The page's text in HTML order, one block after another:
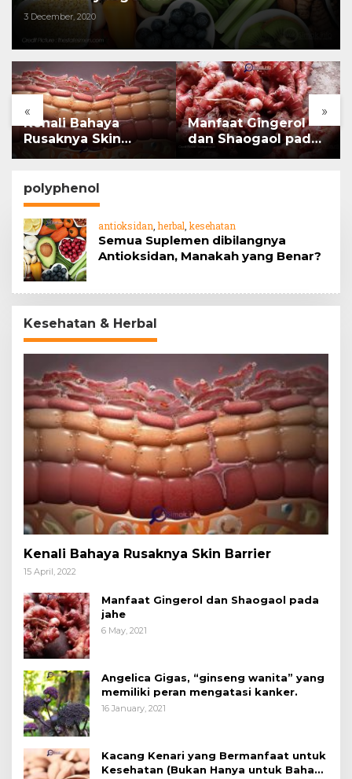
3 December, 2020
« »
Kenali Bahaya
Rusaknya Skin
Barrier
Manfaat Gingerol
dan Shaogaol pada
polyphenol
antioksidan ,herbal kesehatan
Semua Suplemen dibilangnya
Antioksidan, Manakah yang Benar?
Kesehatan & Herbal
Kenali Bahaya Rusaknya Skin Barrier
15 April, 2022
Manfaat Gingerol dan Shaogaol pada
jahe
6 May, 2021
Angelica Gigas, “ginseng wanita” yang
memiliki peran mengatasi kanker.
16 January, 2021
Kacang Kenari yang Bermanfaat untuk
Kesehatan (Bukan Hanya untuk Bahan